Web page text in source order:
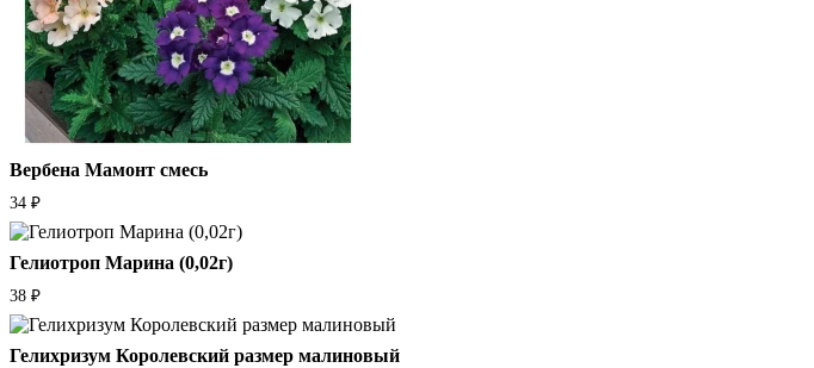
Вербена Мамонт смесь
34 ₽
Гелиотроп Марина (0,02г)
38 ₽
Гелихризум Королевский размер малиновый